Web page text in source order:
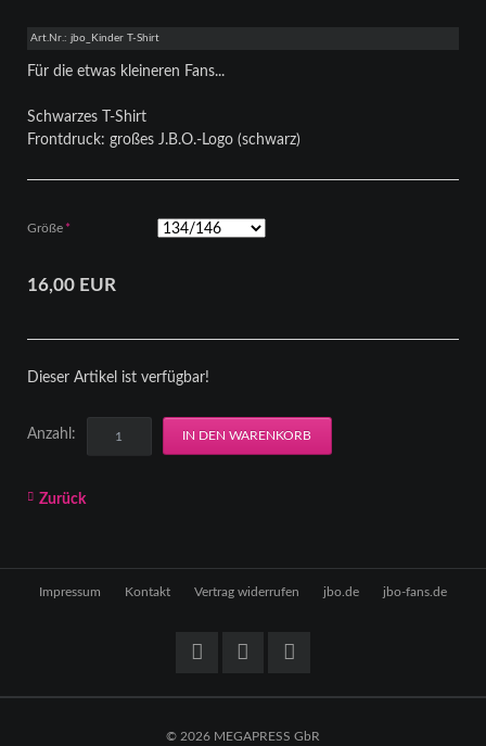
Art.Nr.: jbo_Kinder T-Shirt
Für die etwas kleineren Fans...
Schwarzes T-Shirt
Frontdruck: großes J.B.O.-Logo (schwarz)
Pflichtfeld
Größe *
16,00 EUR
Dieser Artikel ist verfügbar!
Anzahl:
Zurück
Impressum Kontakt Vertrag widerrufen jbo.de jbo-fans.de
© 2026 MEGAPRESS GbR